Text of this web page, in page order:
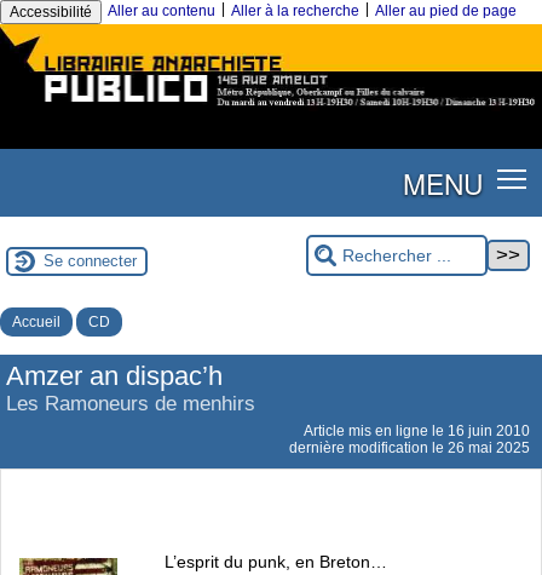
Accessibilité Aller au contenu Aller à la recherche Aller au pied de page
MENU
Se connecter
Accueil CD
Amzer an dispac’h
Les Ramoneurs de menhirs
Article mis en ligne le 16 juin 2010
dernière modification le 26 mai 2025
L’esprit du punk, en Breton…